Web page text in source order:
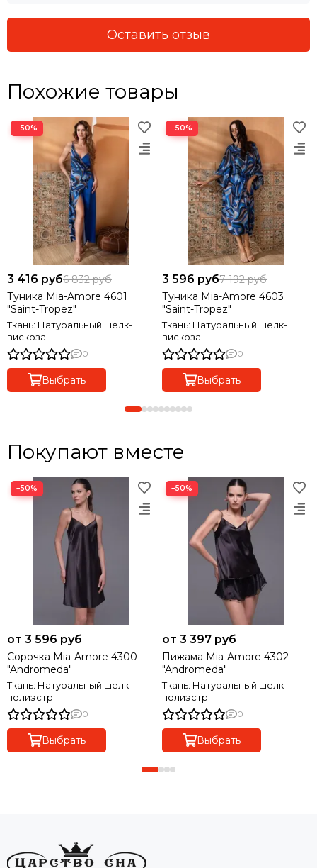
Оставить отзыв
Похожие товары
−50%
3 416 руб6 832 руб
Туника Mia-Amore 4601
"Saint-Tropez"
Ткань: Натуральный шелк-
вискоза
0
Выбрать
−50%
3 596 руб7 192 руб
Туника Mia-Amore 4603
"Saint-Tropez"
Ткань: Натуральный шелк-
вискоза
0
Выбрать
Покупают вместе
−50%
от 3 596 руб
Сорочка Mia-Amore 4300
"Andromeda"
Ткань: Натуральный шелк-
полиэстр
0
Выбрать
−50%
от 3 397 руб
Пижама Mia-Amore 4302
"Andromeda"
Ткань: Натуральный шелк-
полиэстр
0
Выбрать